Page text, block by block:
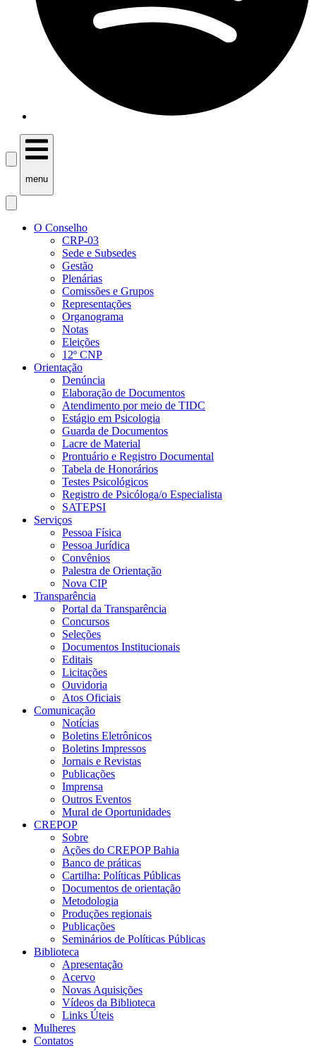
menu
O Conselho
CRP-03
Sede e Subsedes
Gestão
Plenárias
Comissões e Grupos
Representações
Organograma
Notas
Eleições
12º CNP
Orientação
Denúncia
Elaboração de Documentos
Atendimento por meio de TIDC
Estágio em Psicologia
Guarda de Documentos
Lacre de Material
Prontuário e Registro Documental
Tabela de Honorários
Testes Psicológicos
Registro de Psicóloga/o Especialista
SATEPSI
Serviços
Pessoa Física
Pessoa Jurídica
Convênios
Palestra de Orientação
Nova CIP
Transparência
Portal da Transparência
Concursos
Seleções
Documentos Institucionais
Editais
Licitações
Ouvidoria
Atos Oficiais
Comunicação
Notícias
Boletins Eletrônicos
Boletins Impressos
Jornais e Revistas
Publicações
Imprensa
Outros Eventos
Mural de Oportunidades
CREPOP
Sobre
Ações do CREPOP Bahia
Banco de práticas
Cartilha: Políticas Públicas
Documentos de orientação
Metodologia
Produções regionais
Publicações
Seminários de Políticas Públicas
Biblioteca
Apresentação
Acervo
Novas Aquisições
Vídeos da Biblioteca
Links Úteis
Mulheres
Contatos